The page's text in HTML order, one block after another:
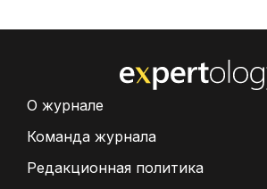
О журнале
Команда журнала
Редакционная политика